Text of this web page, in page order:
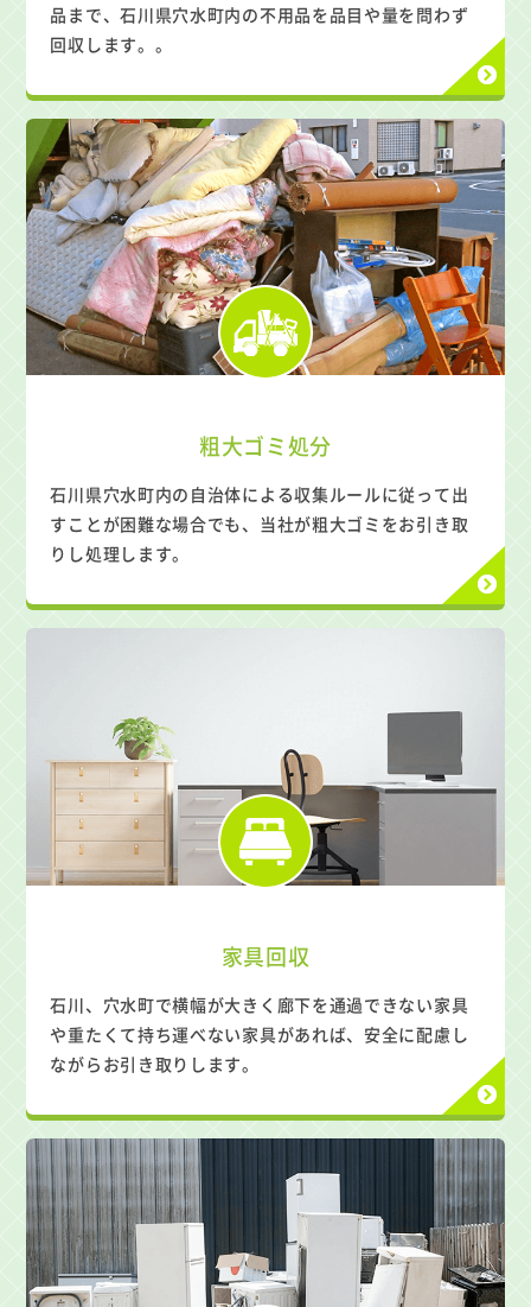
品まで、石川県穴水町内の不用品を品目や量を問わず
回収します。。
粗大ゴミ処分
石川県穴水町内の自治体による収集ルールに従って出
すことが困難な場合でも、当社が粗大ゴミをお引き取
りし処理します。
家具回収
石川、穴水町で横幅が大きく廊下を通過できない家具
や重たくて持ち運べない家具があれば、安全に配慮し
ながらお引き取りします。